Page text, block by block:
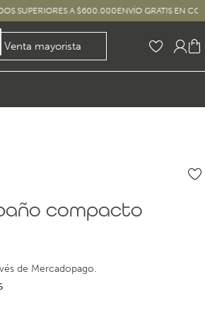
A $600.000 ENVÍO GRATIS EN COMPRAS
Venta mayorista
compacto
de Mercadopago.